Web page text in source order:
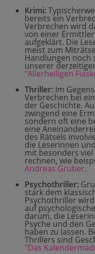
Krimi:
bereits ein
Verbrechen wird
von einer
aufgeklärt. Die
meist zum
Handlungen noch
unserer
"Allerheiligen
Thriller: Im
Verbrechen bei
der Geschichte.
zwingend eine
sondern oft eine
eine
des Rätsels
die Leserinnen
mit besonders
rechnen, wie
Andreas Gruber.
Psychothriller:
stark dem
Psychothriller
auf
darum, die
Psyche und den
haben zu lassen.
Thrillers sind
"Das